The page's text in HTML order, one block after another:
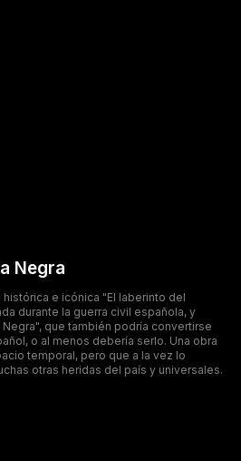
Negra
e icónica "El laberinto del
durante la guerra civil española, y
que también podría convertirse
o al menos debería serlo. Una obra
temporal, pero que a la vez lo
otras heridas del país y universales.